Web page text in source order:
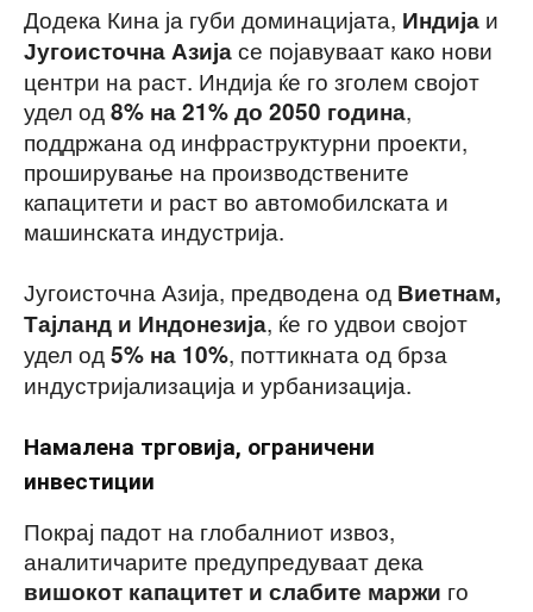
Додека Кина ја губи доминацијата, Индија и
Југоисточна Азијасе појавуваат како нови
центри на раст. Индија ќе го зголем својот
удел од8% на 21% до 2050 година,
поддржана од инфраструктурни проекти,
проширување на производствените
капацитети и раст во автомобилската и
машинската индустрија.
Југоисточна Азија, предводена од Виетнам,
Тајланд и Индонезија, ќе го удвои својот
удел од5% на 10%, поттикната од брза
индустријализација и урбанизација.
Намалена трговија, ограничени
инвестиции
Покрај падот на глобалниот извоз,
аналитичарите предупредуваат дека
вишокот капацитет и слабите маржи го